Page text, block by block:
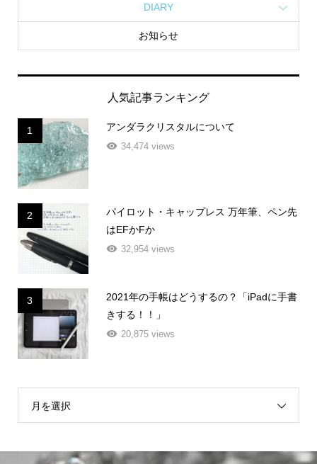
DIARY
お知らせ
人気記事ランキング
1 アンダラクリスタルについて
34,474 views
2
パイロット・キャップレス 万年筆、ペン先
はEFかFか
32,954 views
3
2021年の手帳はどうするの？「iPadに手書
きする！！」
20,875 views
月を選択